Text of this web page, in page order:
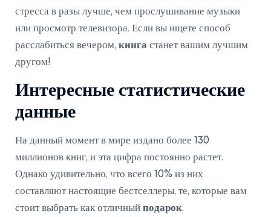
стресса в разы лучше, чем прослушивание музыки
или просмотр телевизора. Если вы ищете способ
расслабиться вечером, книга станет вашим лучшим
другом!
Интересные статистические
данные
На данный момент в мире издано более 130
миллионов книг, и эта цифра постоянно растет.
Однако удивительно, что всего 10% из них
составляют настоящие бестселлеры, те, которые вам
стоит выбрать как отличный подарок.